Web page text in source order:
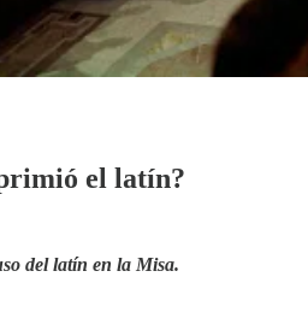
el latín?
del latín en la Misa.